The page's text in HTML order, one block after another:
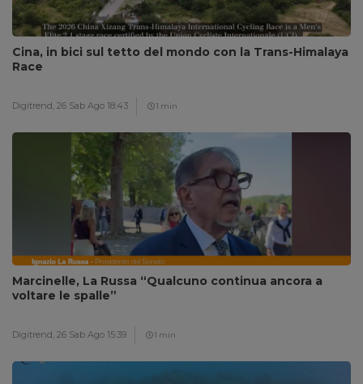
Cina, in bici sul tetto del mondo con la Trans-Himalaya
Race
Digitrend, 26 Sab Ago 18:43 1 min
Marcinelle, La Russa “Qualcuno continua ancora a
voltare le spalle”
Digitrend, 26 Sab Ago 15:39 1 min